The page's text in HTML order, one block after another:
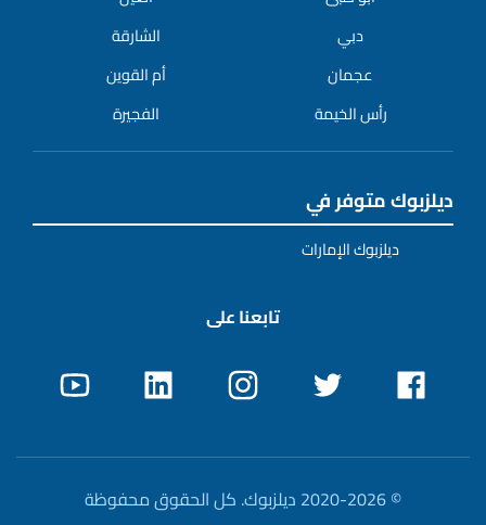
دبي
الشارقة
عجمان
أم القوين
رأس الخيمة
الفجيرة
ديلزبوك متوفر في
ديلزبوك الإمارات
تابعنا على
© 2020-2026 ديلزبوك. كل الحقوق محفوظة